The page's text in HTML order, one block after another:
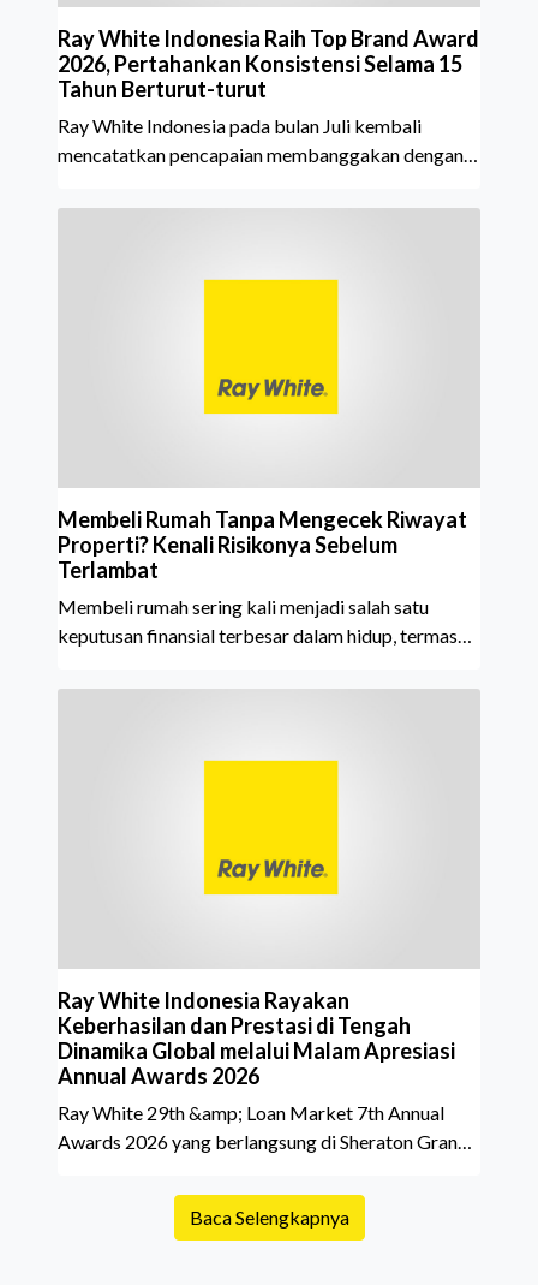
Ray White Indonesia Raih Top Brand Award
2026, Pertahankan Konsistensi Selama 15
Tahun Berturut-turut
Ray White Indonesia pada bulan Juli kembali
mencatatkan pencapaian membanggakan dengan
Property Agent. Penghargaan ini menjadi semakin
White Indonesia. Top Brand Award m
Membeli Rumah Tanpa Mengecek Riwayat
Properti? Kenali Risikonya Sebelum
Terlambat
Membeli rumah sering kali menjadi salah satu
keputusan finansial terbesar dalam hidup, termasuk
aktif merencanakan kepemilikan hunian maupun
kepemilikan hingga riwaya
Ray White Indonesia Rayakan
Keberhasilan dan Prestasi di Tengah
Dinamika Global melalui Malam Apresiasi
Annual Awards 2026
Ray White 29th &amp; Loan Market 7th Annual
Awards 2026 yang berlangsung di Sheraton Grand
menjadi momen istimewa bagi para pelaku industri
properti dan keuangan. Lebih dari 400 marketing
Baca Selengkapnya